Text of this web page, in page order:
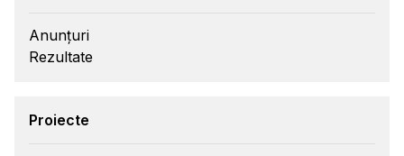
Anunțuri
Rezultate
Proiecte